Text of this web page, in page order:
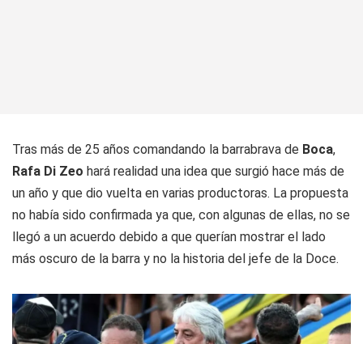
Tras más de 25 años comandando la barrabrava de Boca,
Rafa Di Zeo hará realidad una idea que surgió hace más de
un año y que dio vuelta en varias productoras. La propuesta
no había sido confirmada ya que, con algunas de ellas, no se
llegó a un acuerdo debido a que querían mostrar el lado
más oscuro de la barra y no la historia del jefe de la Doce.